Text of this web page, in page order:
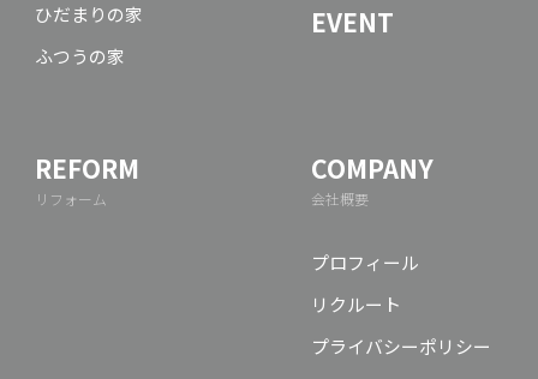
ひだまりの家
ふつうの家
EVENT
REFORM
リフォーム
COMPANY
会社概要
プロフィール
リクルート
プライバシーポリシー